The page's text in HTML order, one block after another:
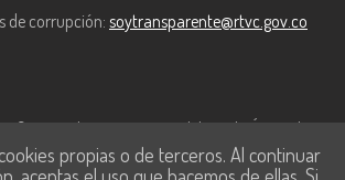
de corrupción: soytransparente@rtvc.gov.co
financiado con recursos del Fondo Único de
Información y las Comunicaciones de MinTic.
propias o de terceros. Al continuar